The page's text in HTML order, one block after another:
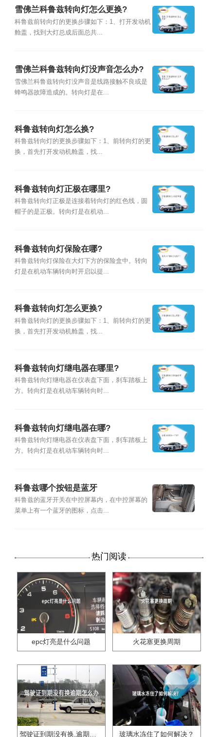
雪佛兰科鲁兹转向灯怎么更换?
科鲁兹前转向灯的更换步骤如下：1、打开发动机
舱盖，找到大灯总成后面总共...
雪佛兰科鲁兹转向灯没声音怎么办?
雪佛兰科鲁兹转向灯没声音是线路接触不良或是
蜂鸣器故障造成的。转向灯是在...
科鲁兹转向灯怎么换?
科鲁兹转向灯的更换步骤如下：1、前转向灯的更
换，首先打开发动机舱盖，找...
科鲁兹转向灯正极在哪里?
科鲁兹转向灯正极是连接着转向灯的红色线，圆
帽子的是正极。转向灯是在机动...
科鲁兹转向灯保险在哪?
科鲁兹转向灯保险在大灯下方的保险盒中。转向
灯是在机动车辆转向时开启以提...
科鲁兹转向灯怎么更换?
科鲁兹转向灯的更换步骤如下：1、前转向灯的更
换，首先打开发动机舱盖，找...
科鲁兹转向灯继电器在哪里?
科鲁兹转向灯继电器在仪表盘下面，刹车踏板上
方。转向灯是在机动车辆转向时...
科鲁兹转向灯继电器在哪?
科鲁兹转向灯继电器在仪表盘下面，刹车踏板上
方。转向灯是在机动车辆转向时...
科鲁兹哪个按钮是蓝牙
科鲁兹的蓝牙开关在中控屏幕内，在中控屏幕的
菜单上有一个蓝牙的图标，点击...
热门阅读
epc灯亮是什么问题 火花塞更换周期
驾驶证到期没有换,逾期怎么办?? 玻璃水冻住了如何解决？